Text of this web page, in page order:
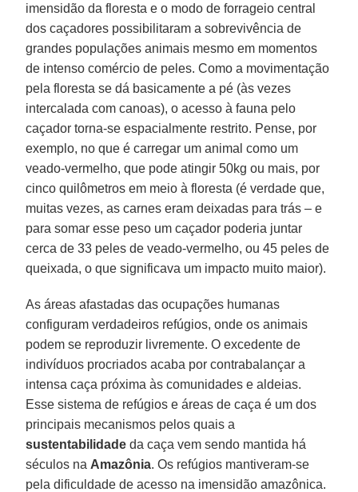
imensidão da floresta e o modo de forrageio central
dos caçadores possibilitaram a sobrevivência de
grandes populações animais mesmo em momentos
de intenso comércio de peles. Como a movimentação
pela floresta se dá basicamente a pé (às vezes
intercalada com canoas), o acesso à fauna pelo
caçador torna-se espacialmente restrito. Pense, por
exemplo, no que é carregar um animal como um
veado-vermelho, que pode atingir 50kg ou mais, por
cinco quilômetros em meio à floresta (é verdade que,
muitas vezes, as carnes eram deixadas para trás – e
para somar esse peso um caçador poderia juntar
cerca de 33 peles de veado-vermelho, ou 45 peles de
queixada, o que significava um impacto muito maior).
As áreas afastadas das ocupações humanas
configuram verdadeiros refúgios, onde os animais
podem se reproduzir livremente. O excedente de
indivíduos procriados acaba por contrabalançar a
intensa caça próxima às comunidades e aldeias.
Esse sistema de refúgios e áreas de caça é um dos
principais mecanismos pelos quais a
sustentabilidade da caça vem sendo mantida há
séculos na Amazônia. Os refúgios mantiveram-se
pela dificuldade de acesso na imensidão amazônica.